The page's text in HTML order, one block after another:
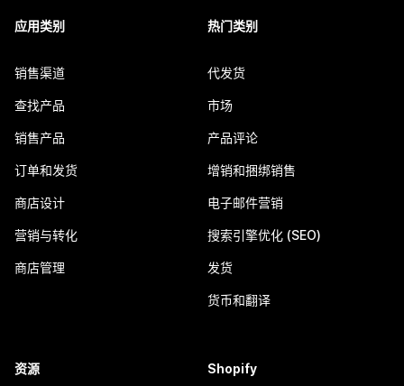
应用类别
销售渠道
查找产品
销售产品
订单和发货
商店设计
营销与转化
商店管理
热门类别
代发货
市场
产品评论
增销和捆绑销售
电子邮件营销
搜索引擎优化 (SEO)
发货
货币和翻译
资源 Shopify